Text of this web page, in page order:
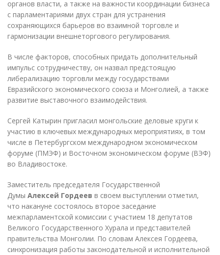
органов власти, а также на важности координации бизнеса
с парламентариями двух стран для устранения
сохраняющихся барьеров во взаимной торговле и
гармонизации внешнеторгового регулирования.
В числе факторов, способных придать дополнительный
импульс сотрудничеству, он назвал предстоящую
либерализацию торговли между государствами
Евразийского экономического союза и Монголией, а также
развитие выставочного взаимодействия.
Сергей Катырин пригласил монгольские деловые круги к
участию в ключевых международных мероприятиях, в том
числе в Петербургском международном экономическом
форуме (ПМЭФ) и Восточном экономическом форуме (ВЭФ)
во Владивостоке.
Заместитель председателя Государственной
Думы Алексей Гордеев в своем выступлении отметил,
что накануне состоялось второе заседание
межпарламентской комиссии с участием 18 депутатов
Великого Государственного Хурала и представителей
правительства Монголии. По словам Алексея Гордеева,
синхронизация работы законодательной и исполнительной